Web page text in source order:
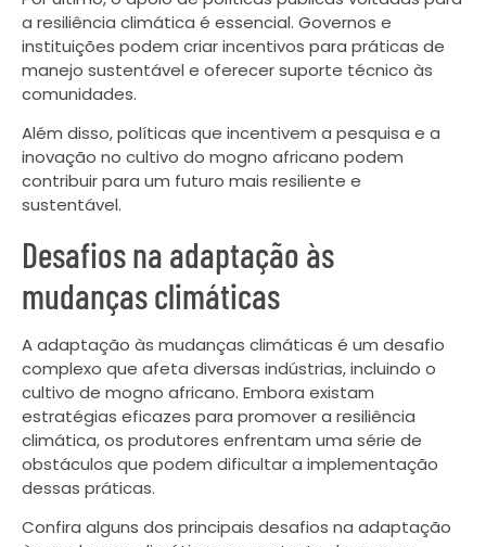
a resiliência climática é essencial. Governos e
instituições podem criar incentivos para práticas de
manejo sustentável e oferecer suporte técnico às
comunidades.
Além disso, políticas que incentivem a pesquisa e a
inovação no cultivo do mogno africano podem
contribuir para um futuro mais resiliente e
sustentável.
Desafios na adaptação às
mudanças climáticas
A adaptação às mudanças climáticas é um desafio
complexo que afeta diversas indústrias, incluindo o
cultivo de mogno africano. Embora existam
estratégias eficazes para promover a resiliência
climática, os produtores enfrentam uma série de
obstáculos que podem dificultar a implementação
dessas práticas.
Confira alguns dos principais desafios na adaptação